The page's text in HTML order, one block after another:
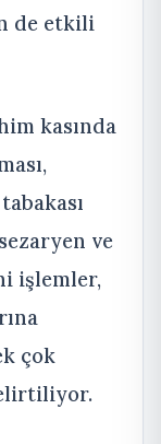
de etkili
kasında
ve
işlemler,
çok